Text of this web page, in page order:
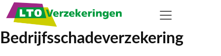
Bedrijfsschadeverzekering